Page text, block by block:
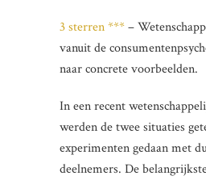
3 sterren ***–
vanuit de
naar concrete voorbeelden.
In een recent
werden de twee situaties
experimenten gedaan met
deelnemers. De